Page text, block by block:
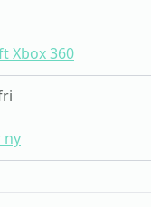
Xbox 360
ny